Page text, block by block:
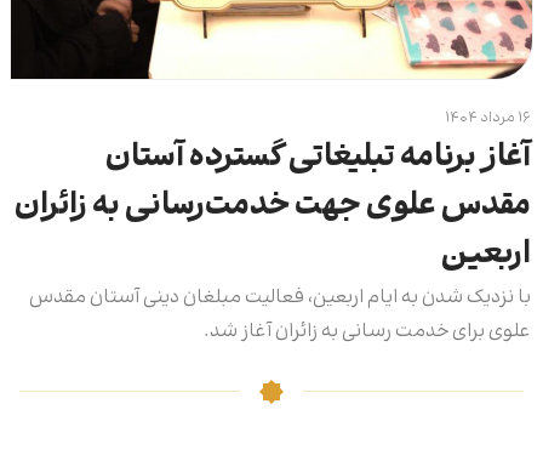
۱۶ مرداد ۱۴۰۴
آغاز برنامه تبلیغاتی گسترده آستان
مقدس علوی جهت خدمت‌رسانی به زائران
اربعین
با نزدیک شدن به ایام اربعین، فعالیت مبلغان دینی آستان مقدس
علوی برای خدمت رسانی به زائران آغاز شد.